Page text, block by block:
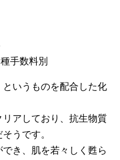
手数料別
いうものを配合した化
アしており、抗生物質
うです。
き、肌を若々しく甦ら